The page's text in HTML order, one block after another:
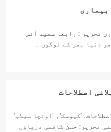
بیماری
تحریر : رابعہ سعید آئس
دنیا بھر کے لوگوں...
اصطلاحات
'کیوسک'، 'اونچا سیلاب'
تحریر: حسن کاظمی دریاؤں